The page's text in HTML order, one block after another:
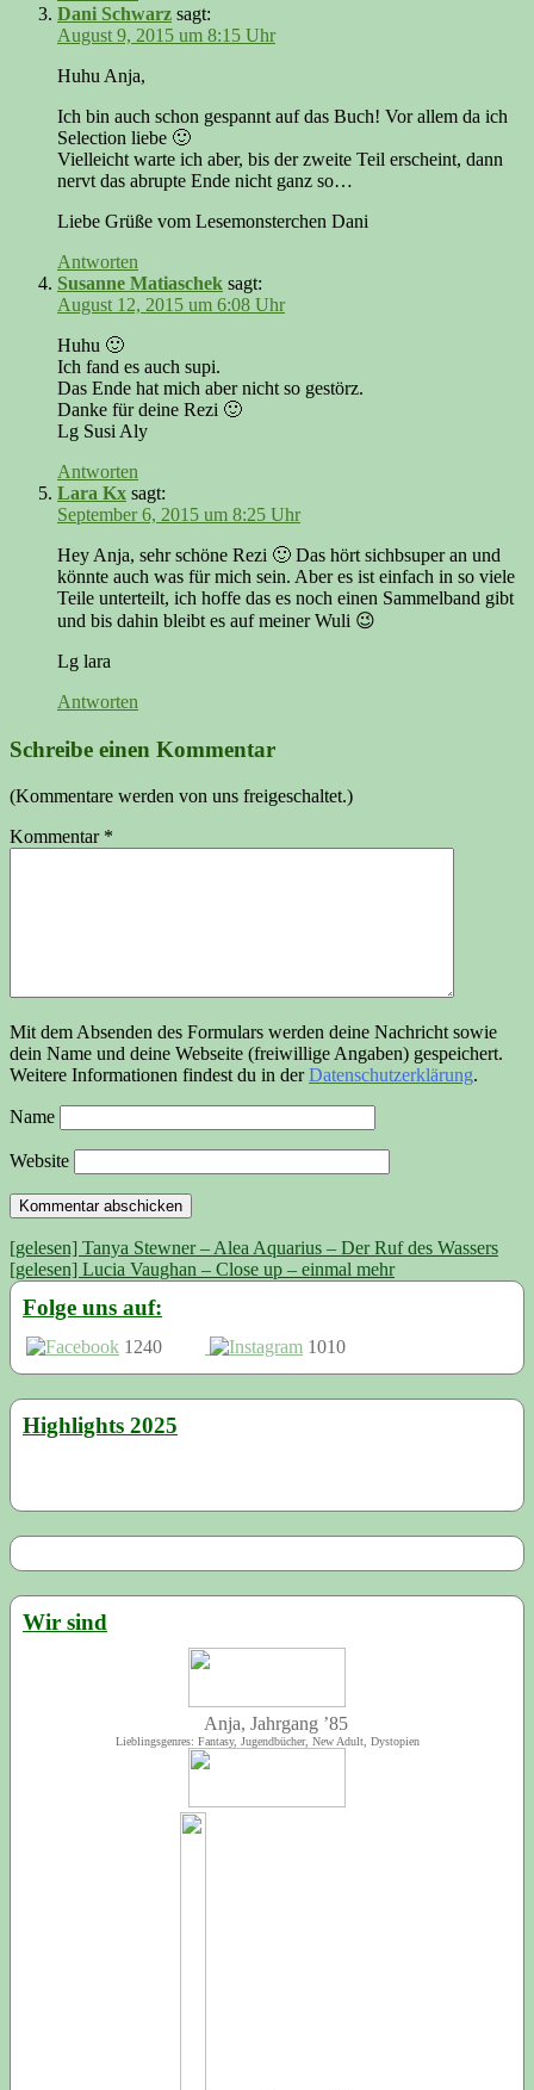
Dani Schwarz sagt:
August 9, 2015 um 8:15 Uhr
Huhu Anja,
Ich bin auch schon gespannt auf das Buch! Vor allem da ich
Selection liebe 🙂
Vielleicht warte ich aber, bis der zweite Teil erscheint, dann
nervt das abrupte Ende nicht ganz so…
Liebe Grüße vom Lesemonsterchen Dani
Antworten
Susanne Matiaschek sagt:
August 12, 2015 um 6:08 Uhr
Huhu 🙂
Ich fand es auch supi.
Das Ende hat mich aber nicht so gestörz.
Danke für deine Rezi 🙂
Lg Susi Aly
Antworten
Lara Kx sagt:
September 6, 2015 um 8:25 Uhr
Hey Anja, sehr schöne Rezi 🙂 Das hört sichbsuper an und
könnte auch was für mich sein. Aber es ist einfach in so viele
Teile unterteilt, ich hoffe das es noch einen Sammelband gibt
und bis dahin bleibt es auf meiner Wuli 😉
Lg lara
Antworten
Schreibe einen Kommentar
(Kommentare werden von uns freigeschaltet.)
Kommentar *
Mit dem Absenden des Formulars werden deine Nachricht sowie
dein Name und deine Webseite (freiwillige Angaben) gespeichert.
Weitere Informationen findest du in derDatenschutzerklärung.
Name
Website
Beitragsnavigation
[gelesen] Tanya Stewner – Alea Aquarius – Der Ruf des Wassers
[gelesen] Lucia Vaughan – Close up – einmal mehr
Folge uns auf:
1240 1010
Highlights 2025
Wir sind
Anja, Jahrgang ’85
Lieblingsgenres: Fantasy, Jugendbücher, New Adult, Dystopien